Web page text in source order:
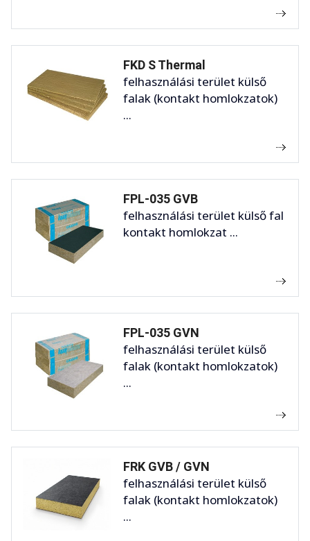
FKD S Thermal
felhasználási terület külső
falak (kontakt homlokzatok)
...
FPL-035 GVB
felhasználási terület külső fal
kontakt homlokzat ...
FPL-035 GVN
felhasználási terület külső
falak (kontakt homlokzatok)
...
FRK GVB / GVN
felhasználási terület külső
falak (kontakt homlokzatok)
...